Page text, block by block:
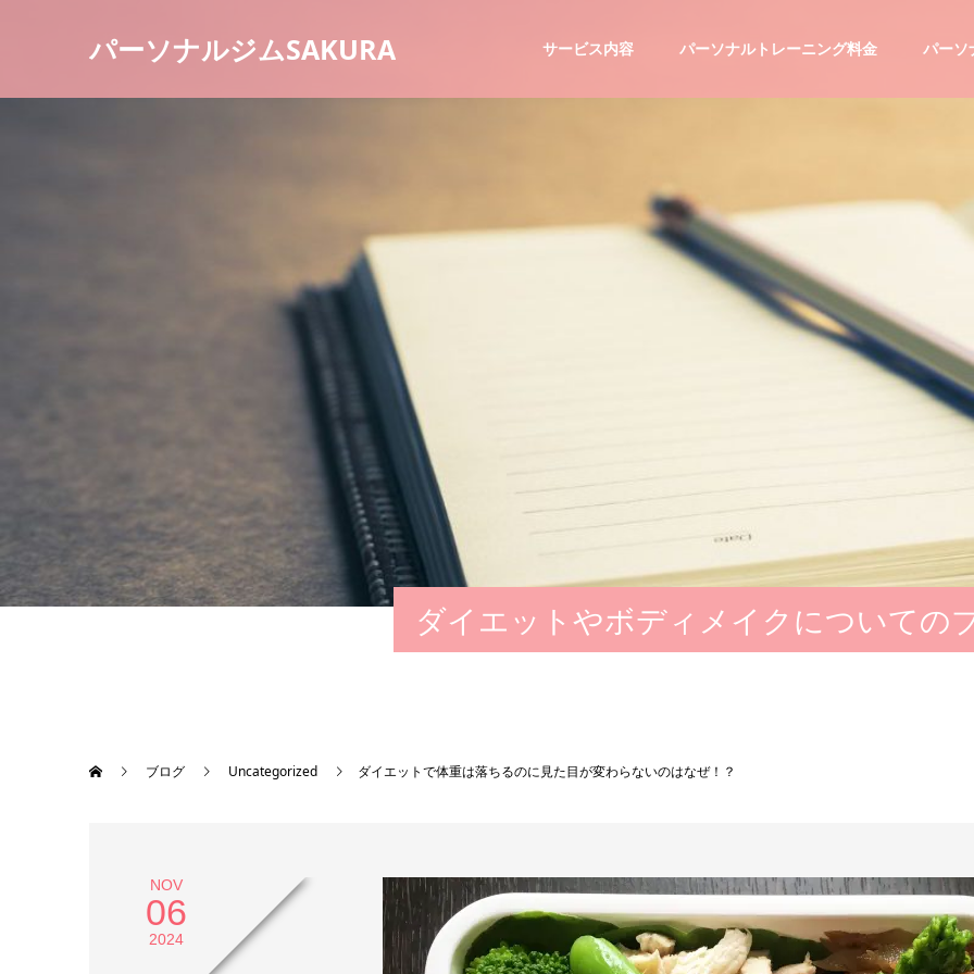
パーソナルジムSAKURA サービス内容 パーソナルトレーニング料金 パーソ
ダイエットやボディメイクについての
ブログ Uncategorized ダイエットで体重は落ちるのに見た目が変わらないのはなぜ！？
NOV
06
2024